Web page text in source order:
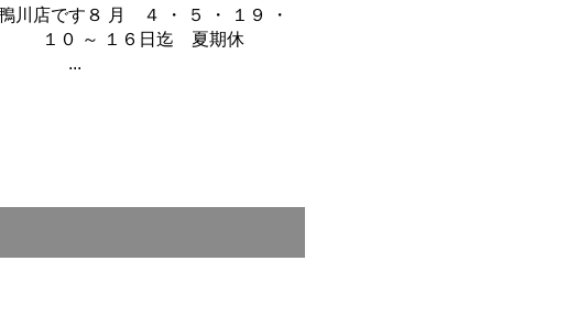
川店です８ 月 ４ ・ ５ ・ １９ ・
１０ ～ １６日迄 夏期休